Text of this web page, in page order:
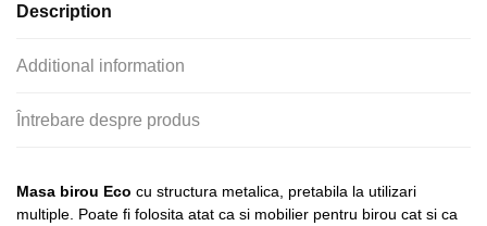
Description
Additional information
Întrebare despre produs
Masa birou Eco cu structura metalica, pretabila la utilizari
multiple. Poate fi folosita atat ca si mobilier pentru birou cat si ca